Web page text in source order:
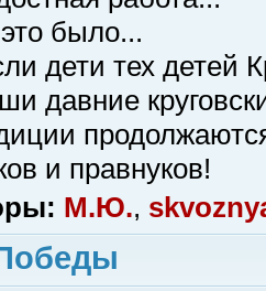
было...
дети тех детей
давние
и правнуков!
М.Ю.,